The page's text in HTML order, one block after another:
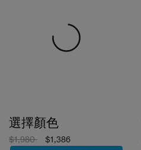
$1,980
$1,386
加到購物車